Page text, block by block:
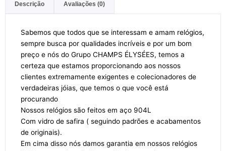
Descrição Avaliações (0)
Sabemos que todos que se interessam e amam relógios,
sempre busca por qualidades incríveis e por um bom
preço e nós do Grupo CHAMPS ÉLYSÉES, temos a
certeza que estamos proporcionando aos nossos
clientes extremamente exigentes e colecionadores de
verdadeiras jóias, que temos o que você está
procurando
Nossos relógios são feitos em aço 904L
Com vidro de safira ( seguindo padrões e acabamentos
de originais).
Em cima disso nós damos garantia em nossos relógios